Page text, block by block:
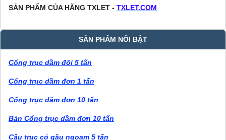
SẢN PHẨM CỦA HÃNG TXLET - TXLET.COM
SẢN PHẨM NỔI BẬT
Cổng trục dầm đôi 5 tấn
Cổng trục dầm đơn 1 tấn
Cổng trục dầm đơn 10 tấn
Bán Cổng trục dầm đơn 10 tấn
Cầu trục có gầu ngoạm 5 tấn